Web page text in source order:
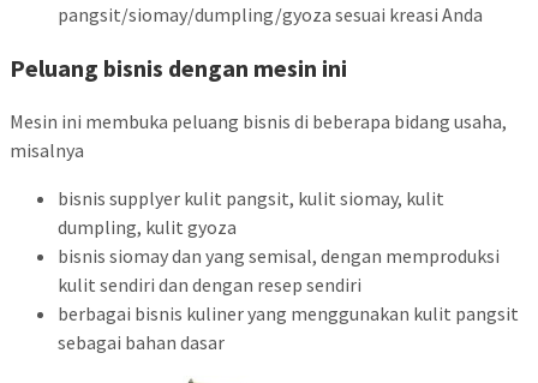
pangsit/siomay/dumpling/gyoza sesuai kreasi Anda
Peluang bisnis dengan mesin ini
Mesin ini membuka peluang bisnis di beberapa bidang usaha,
misalnya
bisnis supplyer kulit pangsit, kulit siomay, kulit
dumpling, kulit gyoza
bisnis siomay dan yang semisal, dengan memproduksi
kulit sendiri dan dengan resep sendiri
berbagai bisnis kuliner yang menggunakan kulit pangsit
sebagai bahan dasar